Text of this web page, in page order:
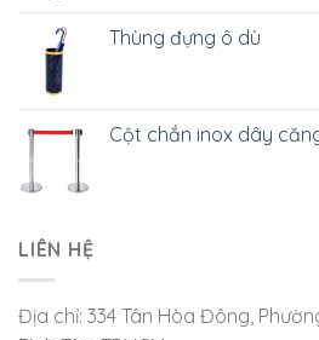
Thùng đựng ô dù
Cột chắn inox dây
LIÊN HỆ
Địa chỉ: 334 Tân Hòa Đông,